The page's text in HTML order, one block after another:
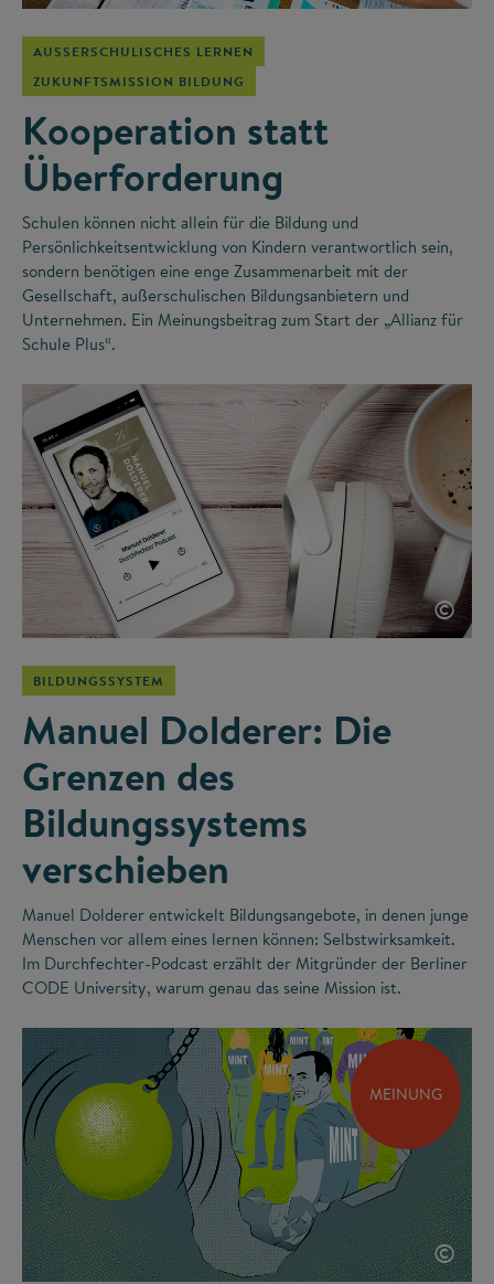
AUSSERSCHULISCHES LERNEN
ZUKUNFTSMISSION BILDUNG
Kooperation statt
Überforderung
Schulen können nicht allein für die Bildung und
Persönlichkeitsentwicklung von Kindern verantwortlich sein,
sondern benötigen eine enge Zusammenarbeit mit der
Gesellschaft, außerschulischen Bildungsanbietern und
Unternehmen. Ein Meinungsbeitrag zum Start der „Allianz für
Schule Plus“.
©
BILDUNGSSYSTEM
Manuel Dolderer: Die
Grenzen des
Bildungssystems
verschieben
Manuel Dolderer entwickelt Bildungsangebote, in denen junge
Menschen vor allem eines lernen können: Selbstwirksamkeit.
Im Durchfechter-Podcast erzählt der Mitgründer der Berliner
CODE University, warum genau das seine Mission ist.
MEINUNG
©